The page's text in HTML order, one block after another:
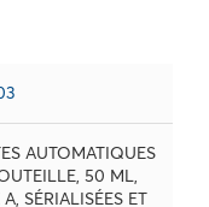
AUTOMATIQUES
50 ML,
SÉRIALISÉES ET